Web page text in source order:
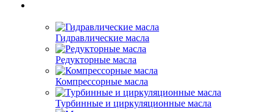
Гидравлические масла
Редукторные масла
Компрессорные масла
Турбинные и циркуляционные масла